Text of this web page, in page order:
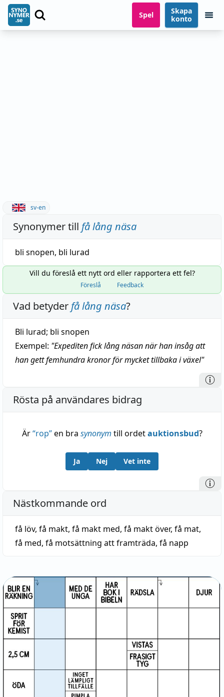
Spel
Skapa
konto
sv-en
Synonymer till få lång näsa
bli snopen, bli lurad
Vill du föreslå ett nytt ord eller rapportera ett fel?
Föreslå Feedback
Vad betyder få lång näsa?
Bli lurad; bli snopen
Exempel: "Expediten fick lång näsan när han insåg att
han gett femhundra kronor för mycket tillbaka i växel"
Rösta på användares bidrag
Är“rop”en bra synonym till ordetauktionsbud?
Ja Nej Vet inte
Nästkommande ord
få löv, få makt, få makt med, få makt över, få mat,
få med, få motsättning att framträda, få napp